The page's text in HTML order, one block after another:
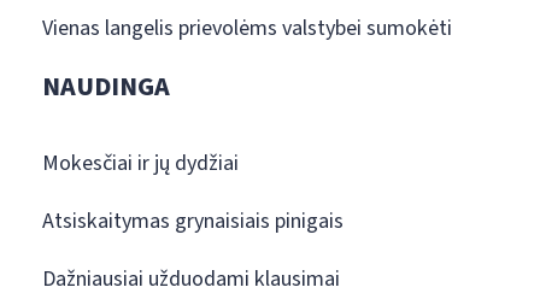
Vienas langelis prievolėms valstybei sumokėti
NAUDINGA
Mokesčiai ir jų dydžiai
Atsiskaitymas grynaisiais pinigais
Dažniausiai užduodami klausimai